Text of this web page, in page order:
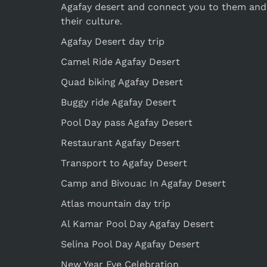
Agafay desert and connect you to them and
their culture.
Agafay Desert day trip
Camel Ride Agafay Desert
Quad biking Agafay Desert
Buggy ride Agafay Desert
Pool Day pass Agafay Desert
Restaurant Agafay Desert
Transport to Agafay Desert
Camp and Bivouac In Agafay Desert
Atlas mountain day trip
Al Kamar Pool Day Agafay Desert
Selina Pool Day Agafay Desert
New Year Eve Celebration